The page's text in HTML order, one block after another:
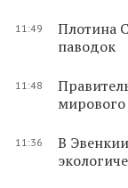
11:49
Плотина
паводок
11:48
мирового
11:36
В